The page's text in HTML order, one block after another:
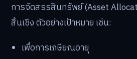
การจัดสรรสินทรัพย์ (Asset
สิ้นเชิง ตัวอย่างเป้าหมาย เช่น:
เพื่อการเกษียณอายุ